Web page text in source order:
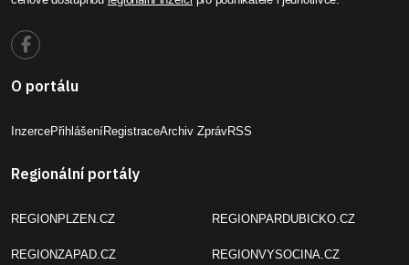
O portálu
InzercePřihlášeníRegistraceArchiv ZprávRSS
Regionální portály
REGIONPLZEN.CZ
REGIONZAPAD.CZ
REGIONPARDUBICKO.CZ
REGIONVYSOCINA.CZ